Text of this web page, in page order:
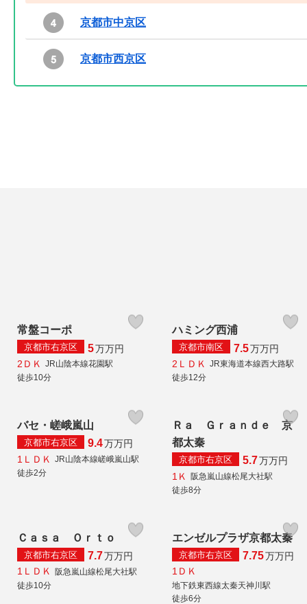
京都市中京区
京都市西京区
常盤コーポ
京都市右京区 5万万円
2ＤＫ
JR山陰本線花園駅
徒歩10分
ハミング西浦
京都市南区 7.5万万円
2ＬＤＫ
JR東海道本線西大路駅
徒歩12分
バセ・嵯峨嵐山
京都市右京区 9.4万万円
1ＬＤＫ
JR山陰本線嵯峨嵐山駅
徒歩2分
Ｒａ Ｇｒａｎｄｅ 京
都太秦
京都市右京区 5.7万万円
1Ｋ
阪急嵐山線松尾大社駅
徒歩8分
Ｃａｓａ Ｏｒｔｏ
京都市右京区 7.7万万円
1ＬＤＫ 阪急嵐山線松尾大社駅
徒歩10分
エンゼルプラザ京都太秦
京都市右京区 7.75万万円
1ＤＫ
地下鉄東西線太秦天神川駅
徒歩6分